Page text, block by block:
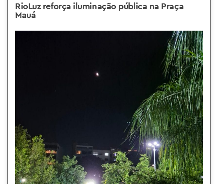
RioLuz reforça iluminação pública na Praça
Mauá